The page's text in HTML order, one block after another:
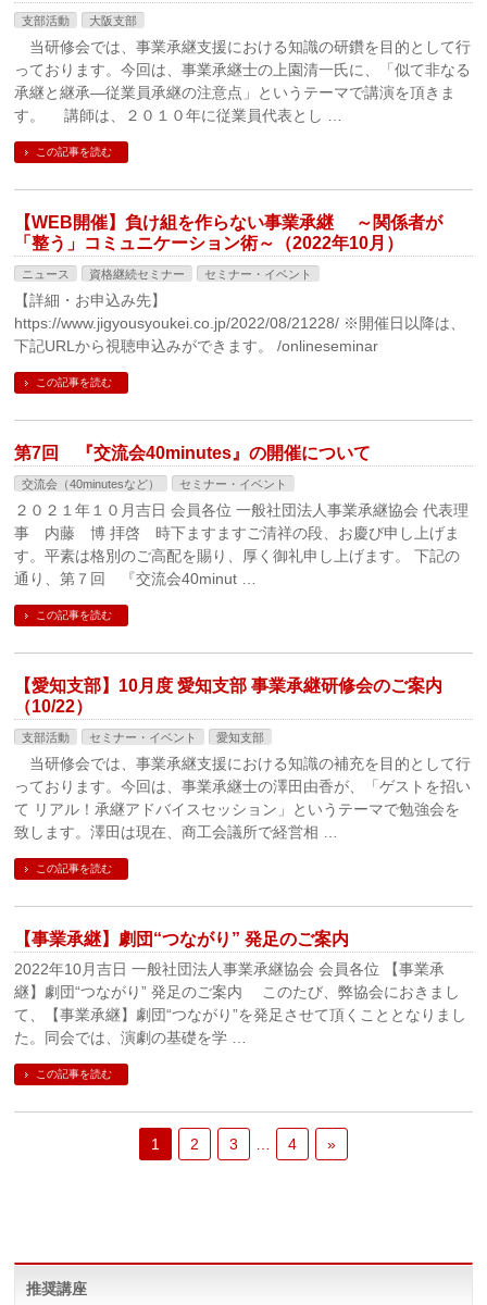
支部活動 大阪支部
当研修会では、事業承継支援における知識の研鑽を目的として行
っております。今回は、事業承継士の上園清一氏に、「似て非なる
承継と継承―従業員承継の注意点」というテーマで講演を頂きま
す。 講師は、２０１０年に従業員代表とし …
この記事を読む
【WEB開催】負け組を作らない事業承継 ～関係者が
「整う」コミュニケーション術～（2022年10月）
ニュース 資格継続セミナー セミナー・イベント
【詳細・お申込み先】
https://www.jigyousyoukei.co.jp/2022/08/21228/ ※開催日以降は、
下記URLから視聴申込みができます。 /onlineseminar
この記事を読む
第7回 『交流会40minutes』の開催について
交流会（40minutesなど） セミナー・イベント
２０２１年１０月吉日 会員各位 一般社団法人事業承継協会 代表理
事 内藤 博 拝啓 時下ますますご清祥の段、お慶び申し上げま
す。平素は格別のご高配を賜り、厚く御礼申し上げます。 下記の
通り、第７回 『交流会40minut …
この記事を読む
【愛知支部】10月度 愛知支部 事業承継研修会のご案内
（10/22）
支部活動 セミナー・イベント 愛知支部
当研修会では、事業承継支援における知識の補充を目的として行
っております。今回は、事業承継士の澤田由香が、「ゲストを招い
て リアル！承継アドバイスセッション」というテーマで勉強会を
致します。澤田は現在、商工会議所で経営相 …
この記事を読む
【事業承継】劇団“つながり” 発足のご案内
2022年10月吉日 一般社団法人事業承継協会 会員各位 【事業承
継】劇団“つながり” 発足のご案内 このたび、弊協会におきまし
て、【事業承継】劇団“つながり”を発足させて頂くこととなりまし
た。同会では、演劇の基礎を学 …
この記事を読む
1 2 3 4 »
推奨講座